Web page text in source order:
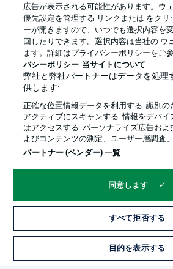
BUNDESLIGA APP
Official Partners
プライバシー・ポリシー 優先
広告が表示される可能性があります。ウ
優先設定を管理する リンクまたは をクリ
ーが開きますので、いつでも選択内容を
回したりできます。選択内容は当社の ウ
ます。詳細はプライバシーポリシーをご
バシーポリシー 当サイトについて
弊社と弊社パートナーはデータを処理
供します:
正確な位置情報データを利用する. 識別
アクティブにスキャンする. 情報をデバイ
はアクセスする. パーソナライズ広告およ
よびコンテンツの測定、ユーザー層調査
パートナー (ベンダー) 一覧
同意します
すべて拒否する
目的を表示する